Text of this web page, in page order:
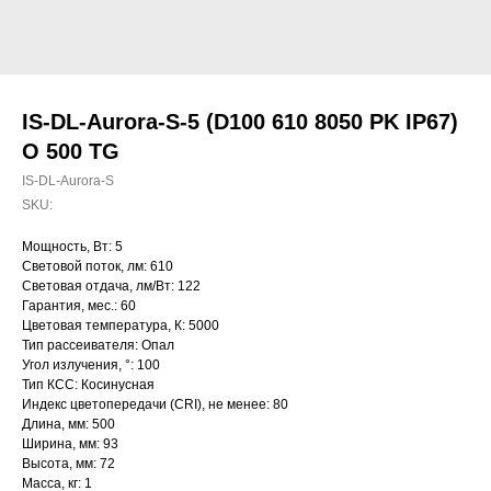
IS-DL-Aurora-S-5 (D100 610 8050 PK IP67)
O 500 TG
IS-DL-Aurora-S
SKU:
Мощность, Вт: 5
Световой поток, лм: 610
Световая отдача, лм/Вт: 122
Гарантия, мес.: 60
Цветовая температура, К: 5000
Тип рассеивателя: Опал
Угол излучения, °: 100
Тип КСС: Косинусная
Индекс цветопередачи (CRI), не менее: 80
Длина, мм: 500
Ширина, мм: 93
Высота, мм: 72
Масса, кг: 1